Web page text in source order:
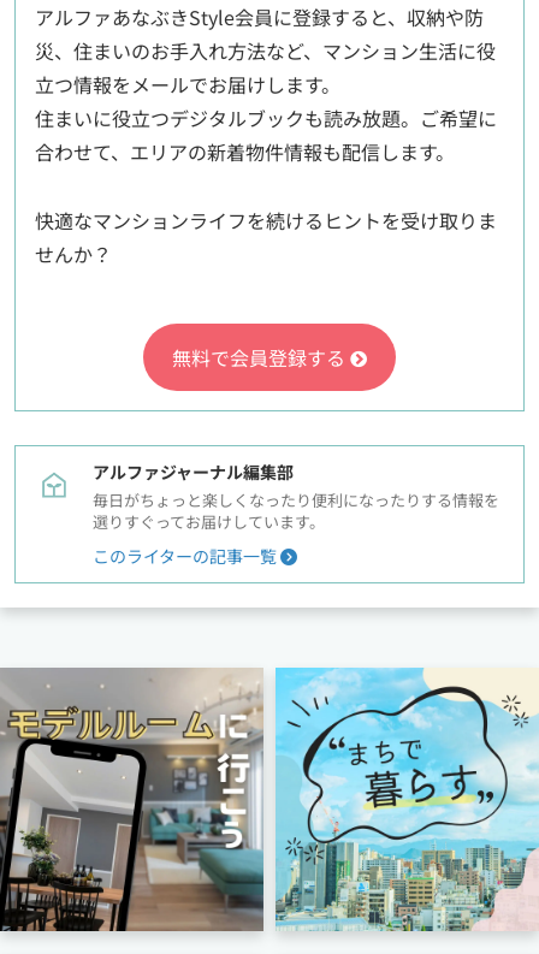
アルファあなぶきStyle会員に登録すると、収納や防
災、住まいのお手入れ方法など、マンション生活に役
立つ情報をメールでお届けします。
住まいに役立つデジタルブックも読み放題。ご希望に
合わせて、エリアの新着物件情報も配信します。
快適なマンションライフを続けるヒントを受け取りま
せんか？
無料で会員登録する
アルファジャーナル編集部
毎日がちょっと楽しくなったり便利になったりする情報を
選りすぐってお届けしています。
このライターの記事一覧